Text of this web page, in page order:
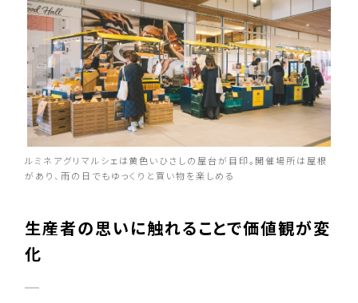
ルミネアグリマルシェは黄色いひさしの屋台が目印。開催場所は屋根
があり、雨の日でもゆっくりと買い物を楽しめる
生産者の思いに触れることで価値観が変
化